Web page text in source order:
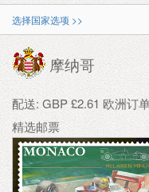
选择国家选项 >>
摩纳哥
配送: GBP £2.61 欧洲订
精选邮票